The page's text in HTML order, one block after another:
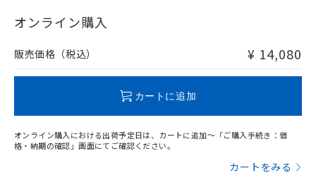
在庫等で未対応品が混在する可能性があります。
問い合わせください。
オンライン購入
販売価格（税込） ¥ 14,080
カートに追加
オンライン購入における出荷予定日は、カートに追加～「ご購入手続き：価
格・納期の確認」画面にてご確認ください。
カートをみる